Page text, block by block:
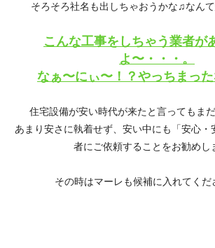
そろそろ社名も出しちゃおうかな♫なんて
こんな工事をしちゃう業者が
よ〜・・・。
なぁ〜にぃ〜！？やっちまった
住宅設備が安い時代が来たと言ってもまだ
あまり安さに執着せず、安い中にも「安心・
者にご依頼することをお勧めし
その時はマーレも候補に入れてくだ